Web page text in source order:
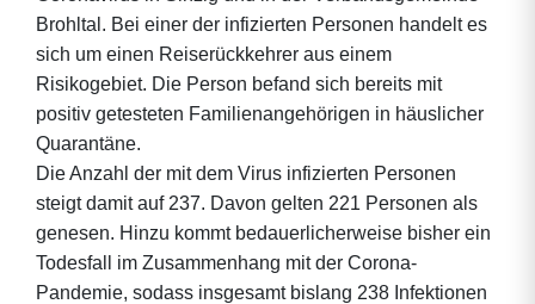
Brohltal. Bei einer der infizierten Personen handelt es
sich um einen Reiserückkehrer aus einem
Risikogebiet. Die Person befand sich bereits mit
positiv getesteten Familienangehörigen in häuslicher
Quarantäne.
Die Anzahl der mit dem Virus infizierten Personen
steigt damit auf 237. Davon gelten 221 Personen als
genesen. Hinzu kommt bedauerlicherweise bisher ein
Todesfall im Zusammenhang mit der Corona-
Pandemie, sodass insgesamt bislang 238 Infektionen